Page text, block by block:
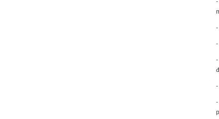
-
-
-
-